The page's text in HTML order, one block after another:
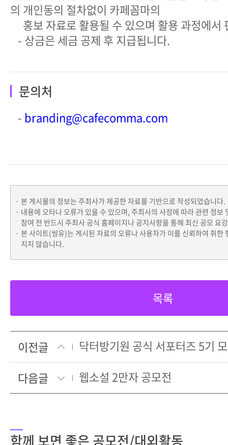
의 개인동의 절차없이 카페꼼마의
홍보 자료로 활용될 수 있으며 활용 과정에서
- 상금은 세금 공제 후 지급됩니다.
문의처
- branding@cafecomma.com
본 게시물의 정보는 주최사가 제공한 자료를 기반으로 작성되었습니다.
내용에 오타나 오류가 있을 수 있으며, 주최사의 사정에 따라 관련 정보
참여 전 반드시 주최사 공식 홈페이지나 공지사항을 통해 최신 공모 요
본 사이트(씽유)는 게시된 자료의 오류나 사용자가 이를 신뢰하여 취한
지지 않습니다.
목록
이전글
닥터방기원 공식 서포터즈 5기
다음글
웹소설 2만자 공모전
함께 보면 좋은 공모전/대외활동